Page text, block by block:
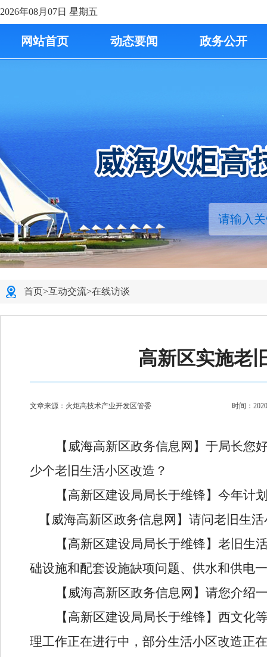
2026年08月07日 星期五
网站首页 动态要闻 政务公开
首页>互动交流>在线访谈
高新区实施老
文章来源：火炬高技术产业开发区管委 时间：
【威海高新区政务信息网】 于局长您
少个老旧生活小区改造？
【高新区建设局局长于维锋】 今年计
【威海高新区政务信息网】 请问老旧生
【高新区建设局局长于维锋】 老旧生
础设施和配套设施缺项问题、供水和供电
【威海高新区政务信息网】 请您介绍
【高新区建设局局长于维锋】 西文化
理工作正在进行中，部分生活小区改造正